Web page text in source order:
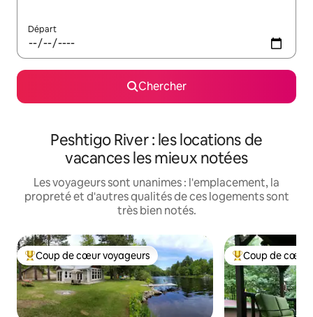
Départ
Chercher
Peshtigo River : les locations de
vacances les mieux notées
Les voyageurs sont unanimes : l'emplacement, la
propreté et d'autres qualités de ces logements sont
très bien notés.
Coup de cœur voyageurs parmi les plus aimés
Coup de cœur voyageurs Coup de cœur
Coup de cœur